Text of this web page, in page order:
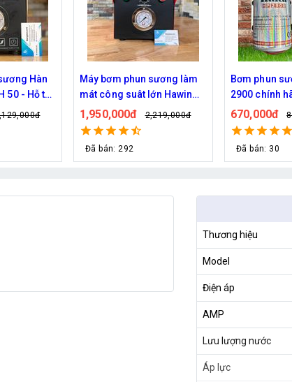
làm
Hawin
70 đầu
Bơm phun sương Haita HP-
2900 chính hãng (30 béc)
670,000đ 829,000đ
Đã bán: 30
Máy phun
DH 150 của
2,400,000đ
Đã bán: 76
Thương hiệu
Model
Điện áp
AMP
Lưu lượng nước
Áp lực